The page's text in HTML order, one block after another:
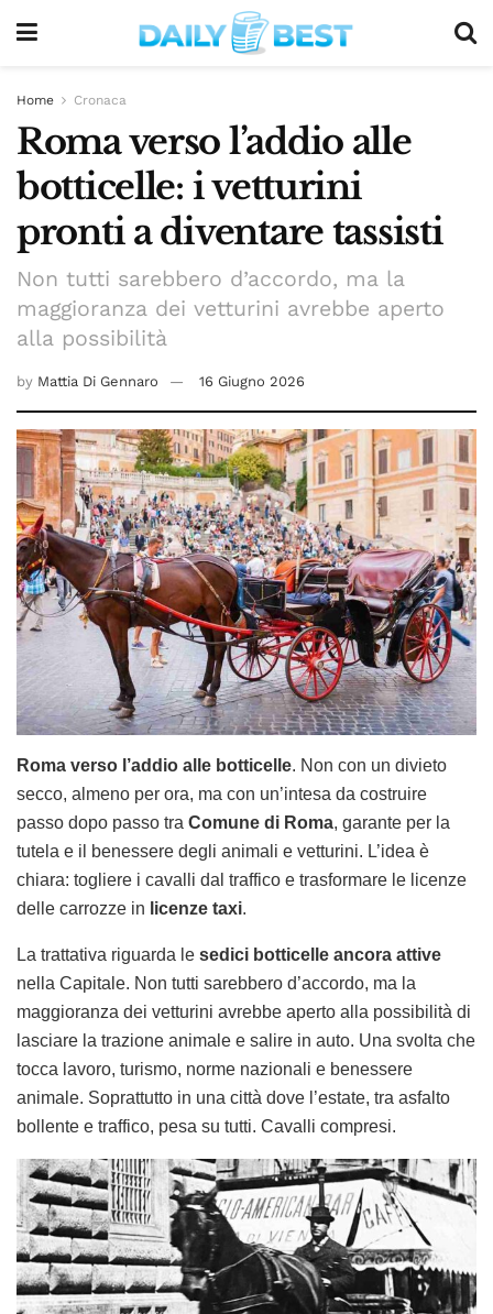
Home Cronaca
Roma verso l’addio alle
botticelle: i vetturini
pronti a diventare tassisti
Non tutti sarebbero d’accordo, ma la
maggioranza dei vetturini avrebbe aperto
alla possibilità
by Mattia Di Gennaro 16 Giugno 2026
Roma verso l’addio alle botticelle. Non con un divieto
secco, almeno per ora, ma con un’intesa da costruire
passo dopo passo tra Comune di Roma, garante per la
tutela e il benessere degli animali e vetturini. L’idea è
chiara: togliere i cavalli dal traffico e trasformare le licenze
delle carrozze in licenze taxi.
La trattativa riguarda le sedici botticelle ancora attive
nella Capitale. Non tutti sarebbero d’accordo, ma la
maggioranza dei vetturini avrebbe aperto alla possibilità di
lasciare la trazione animale e salire in auto. Una svolta che
tocca lavoro, turismo, norme nazionali e benessere
animale. Soprattutto in una città dove l’estate, tra asfalto
bollente e traffico, pesa su tutti. Cavalli compresi.